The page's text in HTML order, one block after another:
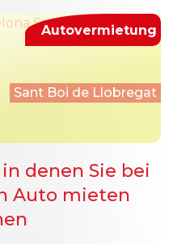
Sant Boi de Llobregat
Autovermietung
in denen Sie bei
Auto mieten